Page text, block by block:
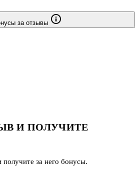
за отзывы
И ПОЛУЧИТЕ
за него бонусы.